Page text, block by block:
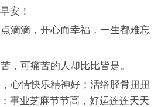
安！
滴滴，开心而幸福，一生都难忘
，可痛苦的人却比比皆是。
心情快乐精神好；活络胫骨扭扭
事业芝麻节节高，好运连连天天